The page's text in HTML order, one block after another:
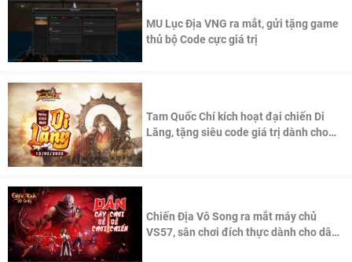
MU Lục Địa VNG ra mắt, gửi tặng game
thủ bộ Code cực giá trị
Tam Quốc Chí kích hoạt đại chiến Di
Lăng, tặng siêu code giá trị dành cho
Chiến Địa Vô Song ra mắt máy chủ
VS57, sân chơi đích thực dành cho dân